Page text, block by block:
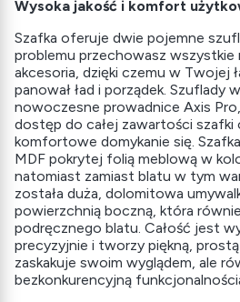
Wysoka jakość i komfort
Szafka oferuje dwie pojemne
problemu przechowasz wszystkie
akcesoria, dzięki czemu w Twojej
panował ład i porządek. Szuflady
nowoczesne prowadnice Axis
dostęp do całej zawartości szafki
komfortowe domykanie się.
MDF pokrytej folią meblową w
natomiast zamiast blatu w tym
została duża, dolomitowa
powierzchnią boczną, która
podręcznego blatu. Całość jest
precyzyjnie i tworzy piękną,
zaskakuje swoim wyglądem, ale
bezkonkurencyjną